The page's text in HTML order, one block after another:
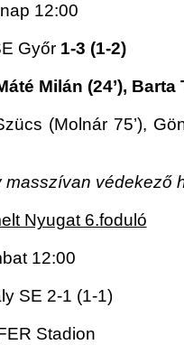
12:00
Győr 1-3 (1-2)
Milán (24’), Barta
(Molnár 75’),
védekező
Nyugat 6.foduló
12:00
SE 2-1 (1-1)
Stadion